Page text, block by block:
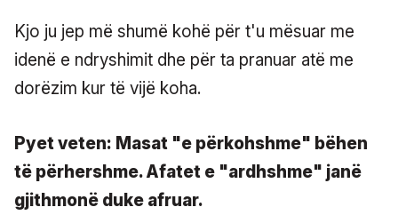
Kjo ju jep më shumë kohë për t'u mësuar me
idenë e ndryshimit dhe për ta pranuar atë me
dorëzim kur të vijë koha.
Pyet veten: Masat "e përkohshme" bëhen
të përhershme. Afatet e "ardhshme" janë
gjithmonë duke afruar.